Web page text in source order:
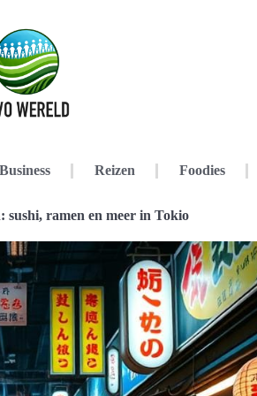
Business Reizen Foodies
sushi, ramen en meer in Tokio